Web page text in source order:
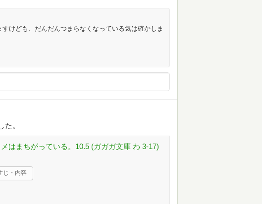
けども、だんだんつまらなくなっている気は確かしま
。
はまちがっている。10.5 (ガガガ文庫 わ 3-17)
じ・内容